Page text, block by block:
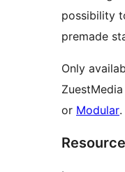
possibility
premade
Only
or Modular.